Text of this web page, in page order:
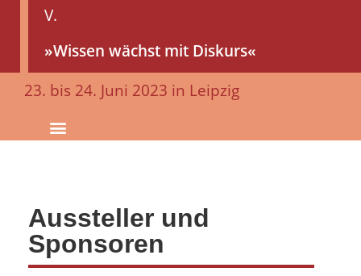
V.
»Wissen wächst mit Diskurs«
23. bis 24. Juni 2023 in Leipzig
Aussteller und
Sponsoren